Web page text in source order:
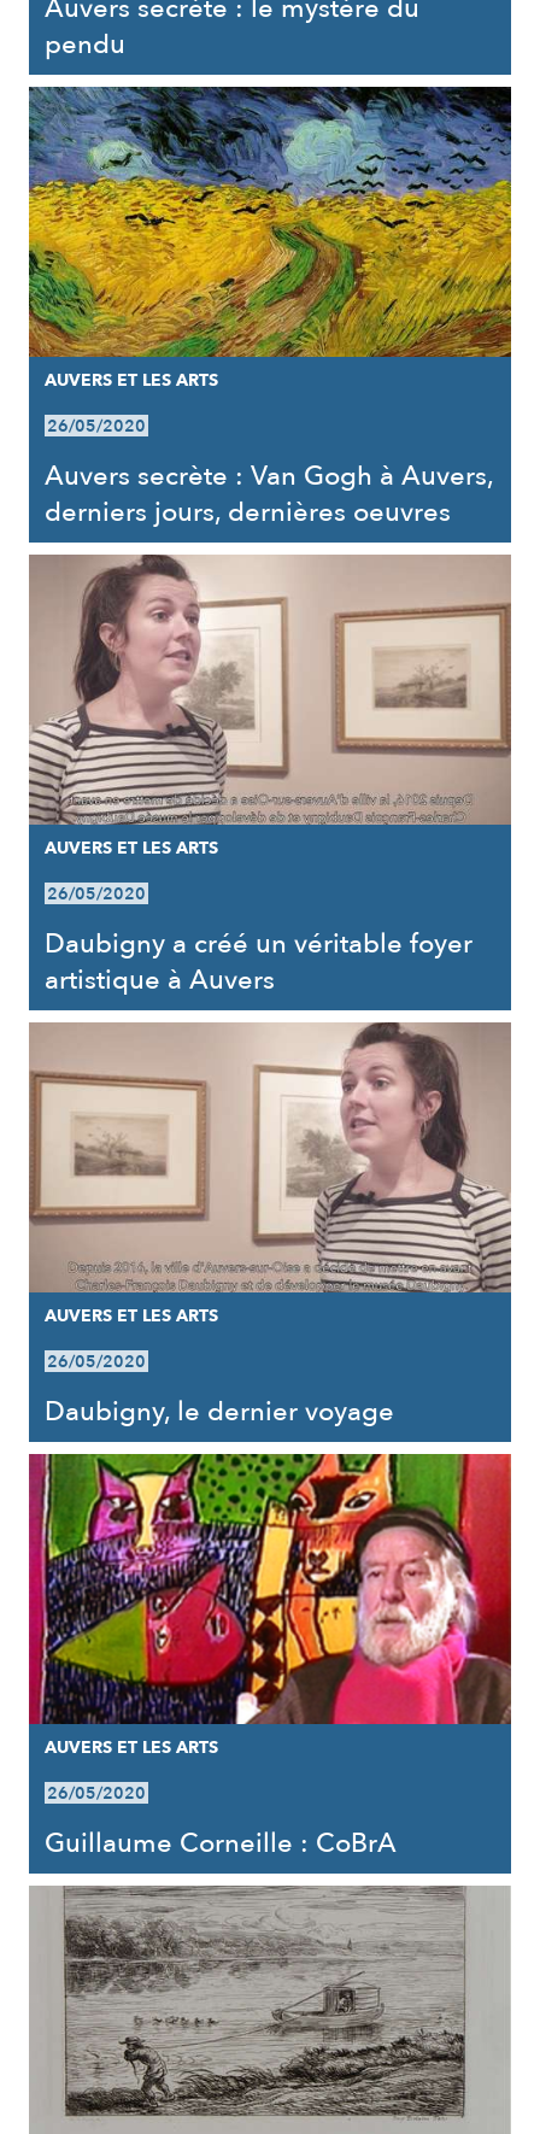
Auvers secrète : le mystère du
pendu
AUVERS ET LES ARTS
26/05/2020
Auvers secrète : Van Gogh à Auvers,
derniers jours, dernières oeuvres
AUVERS ET LES ARTS
26/05/2020
Daubigny a créé un véritable foyer
artistique à Auvers
AUVERS ET LES ARTS
26/05/2020
Daubigny, le dernier voyage
AUVERS ET LES ARTS
26/05/2020
Guillaume Corneille : CoBrA